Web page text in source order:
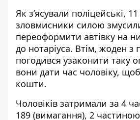
Як з’ясували поліцейські,
зловмисники силою
переоформити автівку на
до нотаріуса. Втім, жоден з
погодився узаконити таку
вони дати час чоловіку,
кошти.
Чоловіків затримали за 4
189 (вимагання), 2 частиною